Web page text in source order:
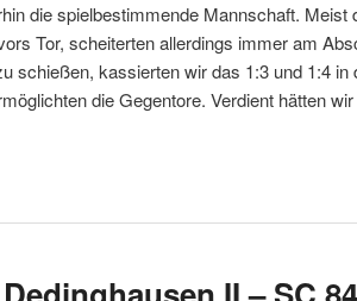
die spielbestimmende Mannschaft. Meist
Tor, scheiterten allerdings immer am
schießen, kassierten wir das 1:3 und 1:4 in
die Gegentore. Verdient hätten